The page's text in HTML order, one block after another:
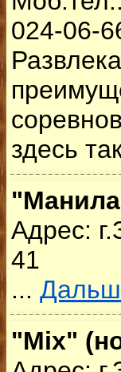
024-06-
здесь
Адрес:
41
...
"Mix"